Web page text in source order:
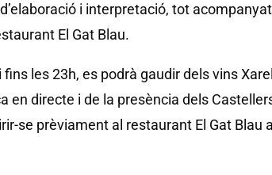
i interpretació, tot
El Gat Blau.
les 23h, es podrà gaudir dels vins
en directe i de la presència dels
se prèviament al restaurant El Gat Blau